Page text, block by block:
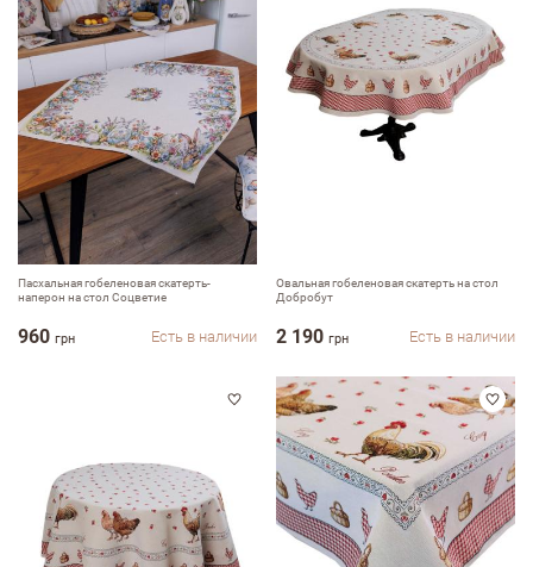
Пасхальная гобеленовая скатерть-
наперон на стол Соцветие
960 грн Есть в наличии
Овальная гобеленовая скатерть на стол
Добробут
2 190 грн Есть в наличии